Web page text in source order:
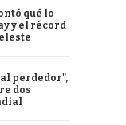
qué lo
y el récord
perdedor",
dos